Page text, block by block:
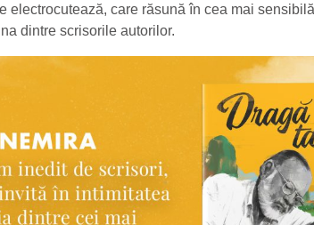
electrocutează, care răsună în cea mai
dintre scrisorile autorilor.